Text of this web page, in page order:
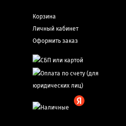
Корзина
Личный кабинет
Оформить заказ